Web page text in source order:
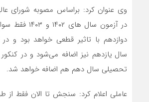
وی عنوان کرد: براساس مصوبه شورای
در آزمون سال
تحصیلی سال دهم هم اضافه خواهد شد.
عاملی اعلام کرد: سنجش تا الان فقط از